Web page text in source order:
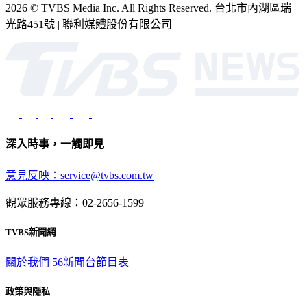
2026 © TVBS Media Inc. All Rights Reserved. 台北市內湖區瑞
光路451號 | 聯利媒體股份有限公司
深入時事，一觸即見
意見反映：service@tvbs.com.tw
觀眾服務專線：02-2656-1599
TVBS新聞網
關於我們 56新聞台節目表
政策與隱私